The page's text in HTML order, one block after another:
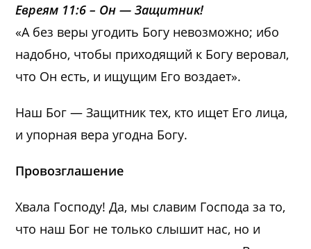
Евреям 11:6 – Он — Защитник!
«А без веры угодить Богу невозможно; ибо
надобно, чтобы приходящий к Богу веровал,
что Он есть, и ищущим Его воздает».
Наш Бог — Защитник тех, кто ищет Его лица,
и упорная вера угодна Богу.
Провозглашение
Хвала Господу! Да, мы славим Господа за то,
что наш Бог не только слышит нас, но и